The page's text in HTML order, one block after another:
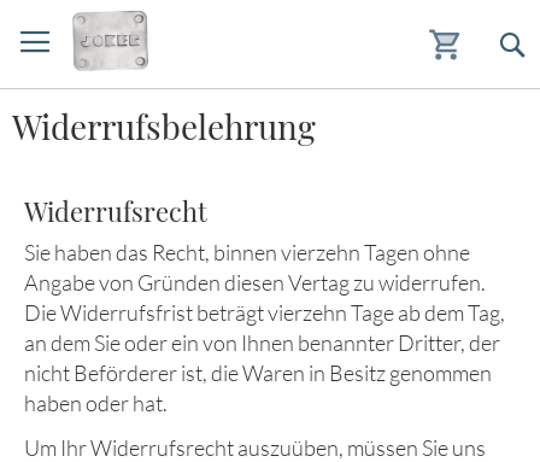
Inhalt
Widerrufsbelehrung
Widerrufsrecht
Sie haben das Recht, binnen vierzehn Tagen ohne
Angabe von Gründen diesen Vertag zu widerrufen.
Die Widerrufsfrist beträgt vierzehn Tage ab dem Tag,
an dem Sie oder ein von Ihnen benannter Dritter, der
nicht Beförderer ist, die Waren in Besitz genommen
haben oder hat.
Um Ihr Widerrufsrecht auszuüben, müssen Sie uns